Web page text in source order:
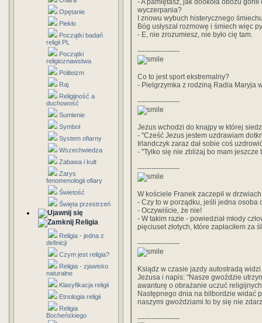
Opętanie
Piekło
Początki badań
religii PL
Początki
religioznawstwa
Politeizm
Raj
Religijność a
duchowość
Sumienie
Symbol
System ofiarny
Wszechwiedza
Zabawa i kult
Zarys
fenomenologii ofiary
Świetość
Święta przestrzeń
Religia
Religia - jedna z
definicji
Czym jest religia?
Religia - zjawisko
naturalne
Klasyfikacja religii
Etnologia religii
Religia
Bocheńskiego
- A pamiętasz, jak dookoła obozu
wyczerpania?
I znowu wybuch histerycznego
Bóg usłyszał rozmowę i śmiech więc
- E, nie zrozumiesz, nie było cię tam.
------------------
Co to jest sport ekstremalny?
- Pielgrzymka z rodziną Radia Maryja
------------------
Jezus wchodzi do knajpy w której
- "Cześć Jezus jestem uzdrawiam
Irlandczyk zaraz dał sobie coś
- "Tylko się nie zbliżaj bo mam
------------------
W kościele Franek zaczepił w
- Czy to w porządku, jeśli jedna osoba
- Oczywiście, że nie!
- W takim razie - powiedział młody
pięciuset złotych, które zapłaciłem za
------------------
Ksiądz w czasie jazdy autostradą
Jezusa i napis: "Nasze gwoździe
awanturę o obrażanie uczuć
Następnego dnia na bilbordzie widać
naszymi gwoździami to by się nie
------------------